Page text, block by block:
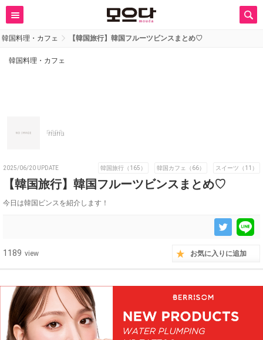
韓国料理・カフェ 【韓国旅行】韓国フルーツビンスまとめ♡‬
韓国料理・カフェ
nana
2025/06/20 UPDATE 韓国旅行（165） 韓国カフェ（66） スイーツ（11）
【韓国旅行】韓国フルーツビンスまとめ♡‬
今日は韓国ビンスを紹介します！
1189 view お気に入りに追加